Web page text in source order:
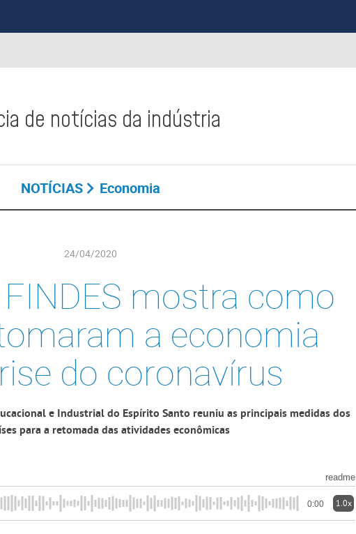
de notícias da indústria
NOTÍCIAS Economia
24/04/2020
mostra como
a economia
do coronavírus
e Industrial do Espírito Santo reuniu as principais medidas dos
para a retomada das atividades econômicas
readme
0:00 1.0x